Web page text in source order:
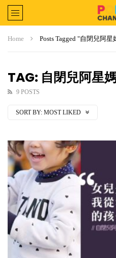
Home Posts Tagged "自閉兒阿星
TAG: 自閉兒阿星
9 POSTS
SORT BY: MOST LIKED